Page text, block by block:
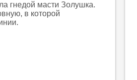
гнедой масти Золушка.
в которой